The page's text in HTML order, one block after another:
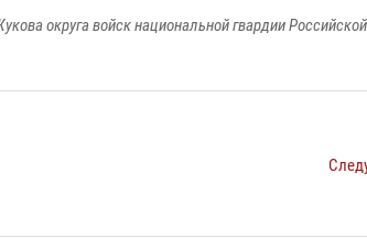
округа войск национальной гвардии